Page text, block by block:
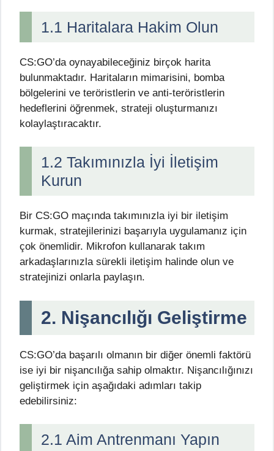
1.1 Haritalara Hakim Olun
CS:GO’da oynayabileceğiniz birçok harita
bulunmaktadır. Haritaların mimarisini, bomba
bölgelerini ve teröristlerin ve anti-teröristlerin
hedeflerini öğrenmek, strateji oluşturmanızı
kolaylaştıracaktır.
1.2 Takımınızla İyi İletişim
Kurun
Bir CS:GO maçında takımınızla iyi bir iletişim
kurmak, stratejilerinizi başarıyla uygulamanız için
çok önemlidir. Mikrofon kullanarak takım
arkadaşlarınızla sürekli iletişim halinde olun ve
stratejinizi onlarla paylaşın.
2. Nişancılığı Geliştirme
CS:GO’da başarılı olmanın bir diğer önemli faktörü
ise iyi bir nişancılığa sahip olmaktır. Nişancılığınızı
geliştirmek için aşağıdaki adımları takip
edebilirsiniz:
2.1 Aim Antrenmanı Yapın